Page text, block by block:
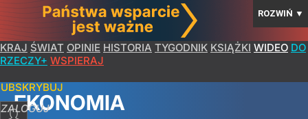
ROZWIŃ ▼
KRAJ ŚWIAT OPINIE HISTORIA TYGODNIK KSIĄŻKI WIDEO DO
RZECZY+ WSPIERAJ
ZALOGUJ
EKONOMIA